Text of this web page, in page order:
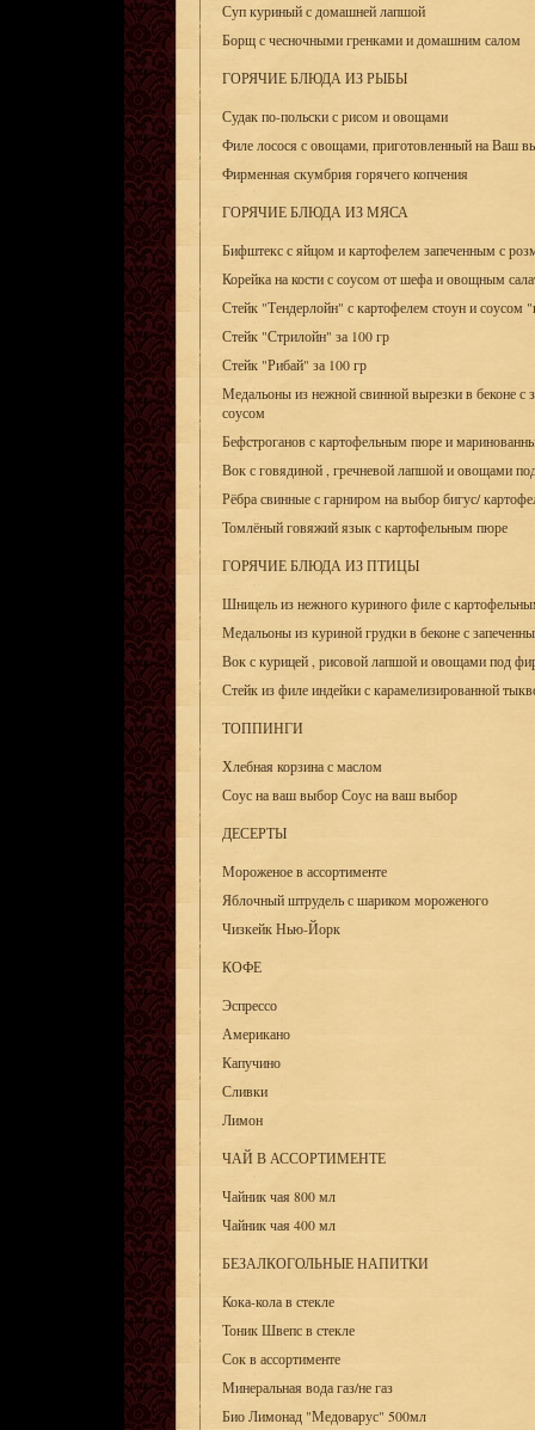
Суп куриный с домашней лапшой
Борщ с чесночными гренками и домашним салом
ГОРЯЧИЕ БЛЮДА ИЗ РЫБЫ
Судак по-польски с рисом и овощами
Филе лосося с овощами, приготовленный на Ваш
Фирменная скумбрия горячего копчения
ГОРЯЧИЕ БЛЮДА ИЗ МЯСА
Бифштекс с яйцом и картофелем запеченным с
Корейка на кости с соусом от шефа и овощным
Стейк "Тендерлойн" с картофелем стоун и соусом
Стейк "Стрилойн" за 100 гр
Стейк "Рибай" за 100 гр
Медальоны из нежной свинной вырезки в беконе
соусом
Бефстроганов с картофельным пюре и
Вок с говядиной , гречневой лапшой и овощами
Рёбра свинные с гарниром на выбор бигус/
Томлёный говяжий язык с картофельным пюре
ГОРЯЧИЕ БЛЮДА ИЗ ПТИЦЫ
Шницель из нежного куриного филе с
Медальоны из куриной грудки в беконе с
Вок с курицей , рисовой лапшой и овощами под
Стейк из филе индейки с карамелизированной
ТОППИНГИ
Хлебная корзина с маслом
Соус на ваш выбор Соус на ваш выбор
ДЕСЕРТЫ
Мороженое в ассортименте
Яблочный штрудель с шариком мороженого
Чизкейк Нью-Йорк
КОФЕ
Эспрессо
Американо
Капучино
Сливки
Лимон
ЧАЙ В АССОРТИМЕНТЕ
Чайник чая 800 мл
Чайник чая 400 мл
БЕЗАЛКОГОЛЬНЫЕ НАПИТКИ
Кока-кола в стекле
Тоник Швепс в стекле
Сок в ассортименте
Минеральная вода газ/не газ
Био Лимонад "Медоварус" 500мл